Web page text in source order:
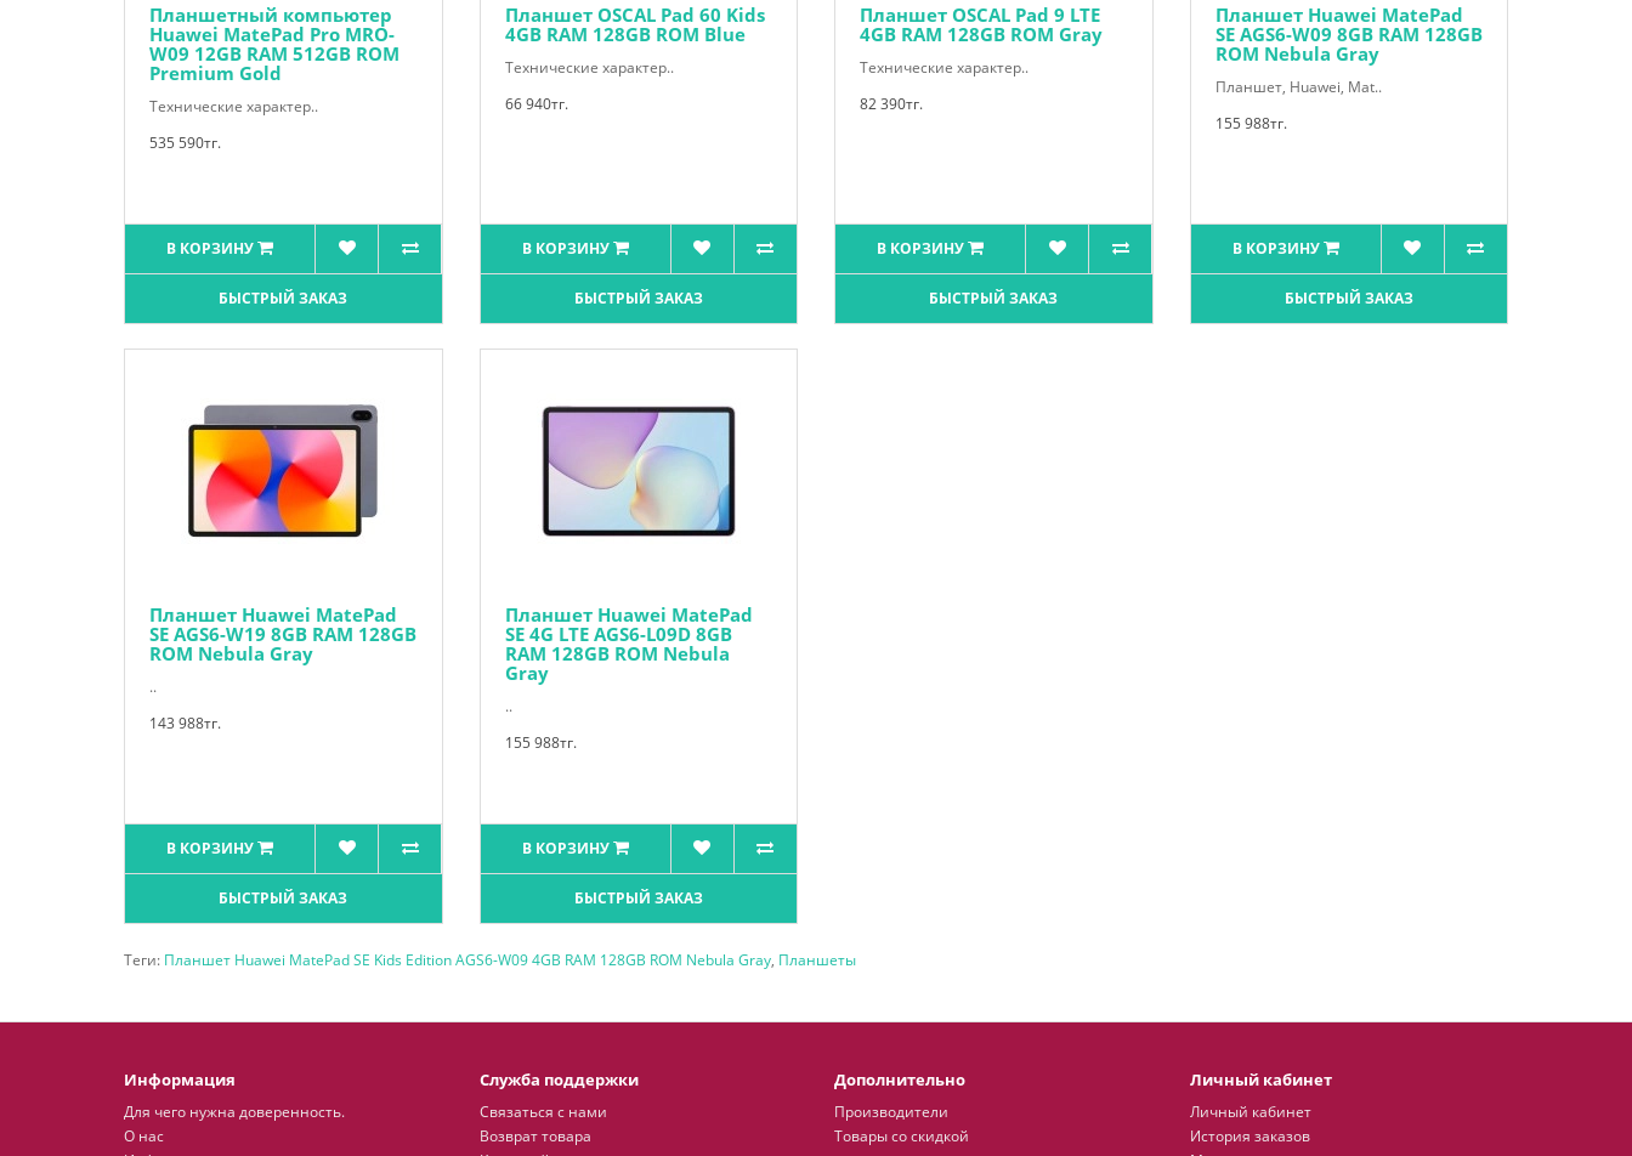
Планшетный компьютер
Huawei MatePad Pro MRO-
W09 12GB RAM 512GB ROM
Premium Gold
Технические характер..
535 590тг.
В КОРЗИНУ
БЫСТРЫЙ ЗАКАЗ
Планшет OSCAL Pad 60 Kids
4GB RAM 128GB ROM Blue
Технические характер..
66 940тг.
В КОРЗИНУ
БЫСТРЫЙ ЗАКАЗ
Планшет OSCAL Pad 9 LTE
4GB RAM 128GB ROM Gray
Технические характер..
82 390тг.
В КОРЗИНУ
БЫСТРЫЙ ЗАКАЗ
Планшет Huawei MatePad
SE AGS6-W09 8GB RAM 128GB
ROM Nebula Gray
Планшет, Huawei, Mat..
155 988тг.
В КОРЗИНУ
БЫСТРЫЙ ЗАКАЗ
Планшет Huawei MatePad
SE AGS6-W19 8GB RAM 128GB
ROM Nebula Gray
..
143 988тг.
В КОРЗИНУ
БЫСТРЫЙ ЗАКАЗ
Планшет Huawei MatePad
SE 4G LTE AGS6-L09D 8GB
RAM 128GB ROM Nebula
Gray
..
155 988тг.
В КОРЗИНУ
БЫСТРЫЙ ЗАКАЗ
Теги: Планшет Huawei MatePad SE Kids Edition AGS6-W09 4GB RAM 128GB ROM Nebula Gray, Планшеты
Информация
Для чего нужна доверенность.
О нас
Служба поддержки
Связаться с нами
Возврат товара
Дополнительно
Производители
Товары со скидкой
Личный кабинет
Личный кабинет
История заказов